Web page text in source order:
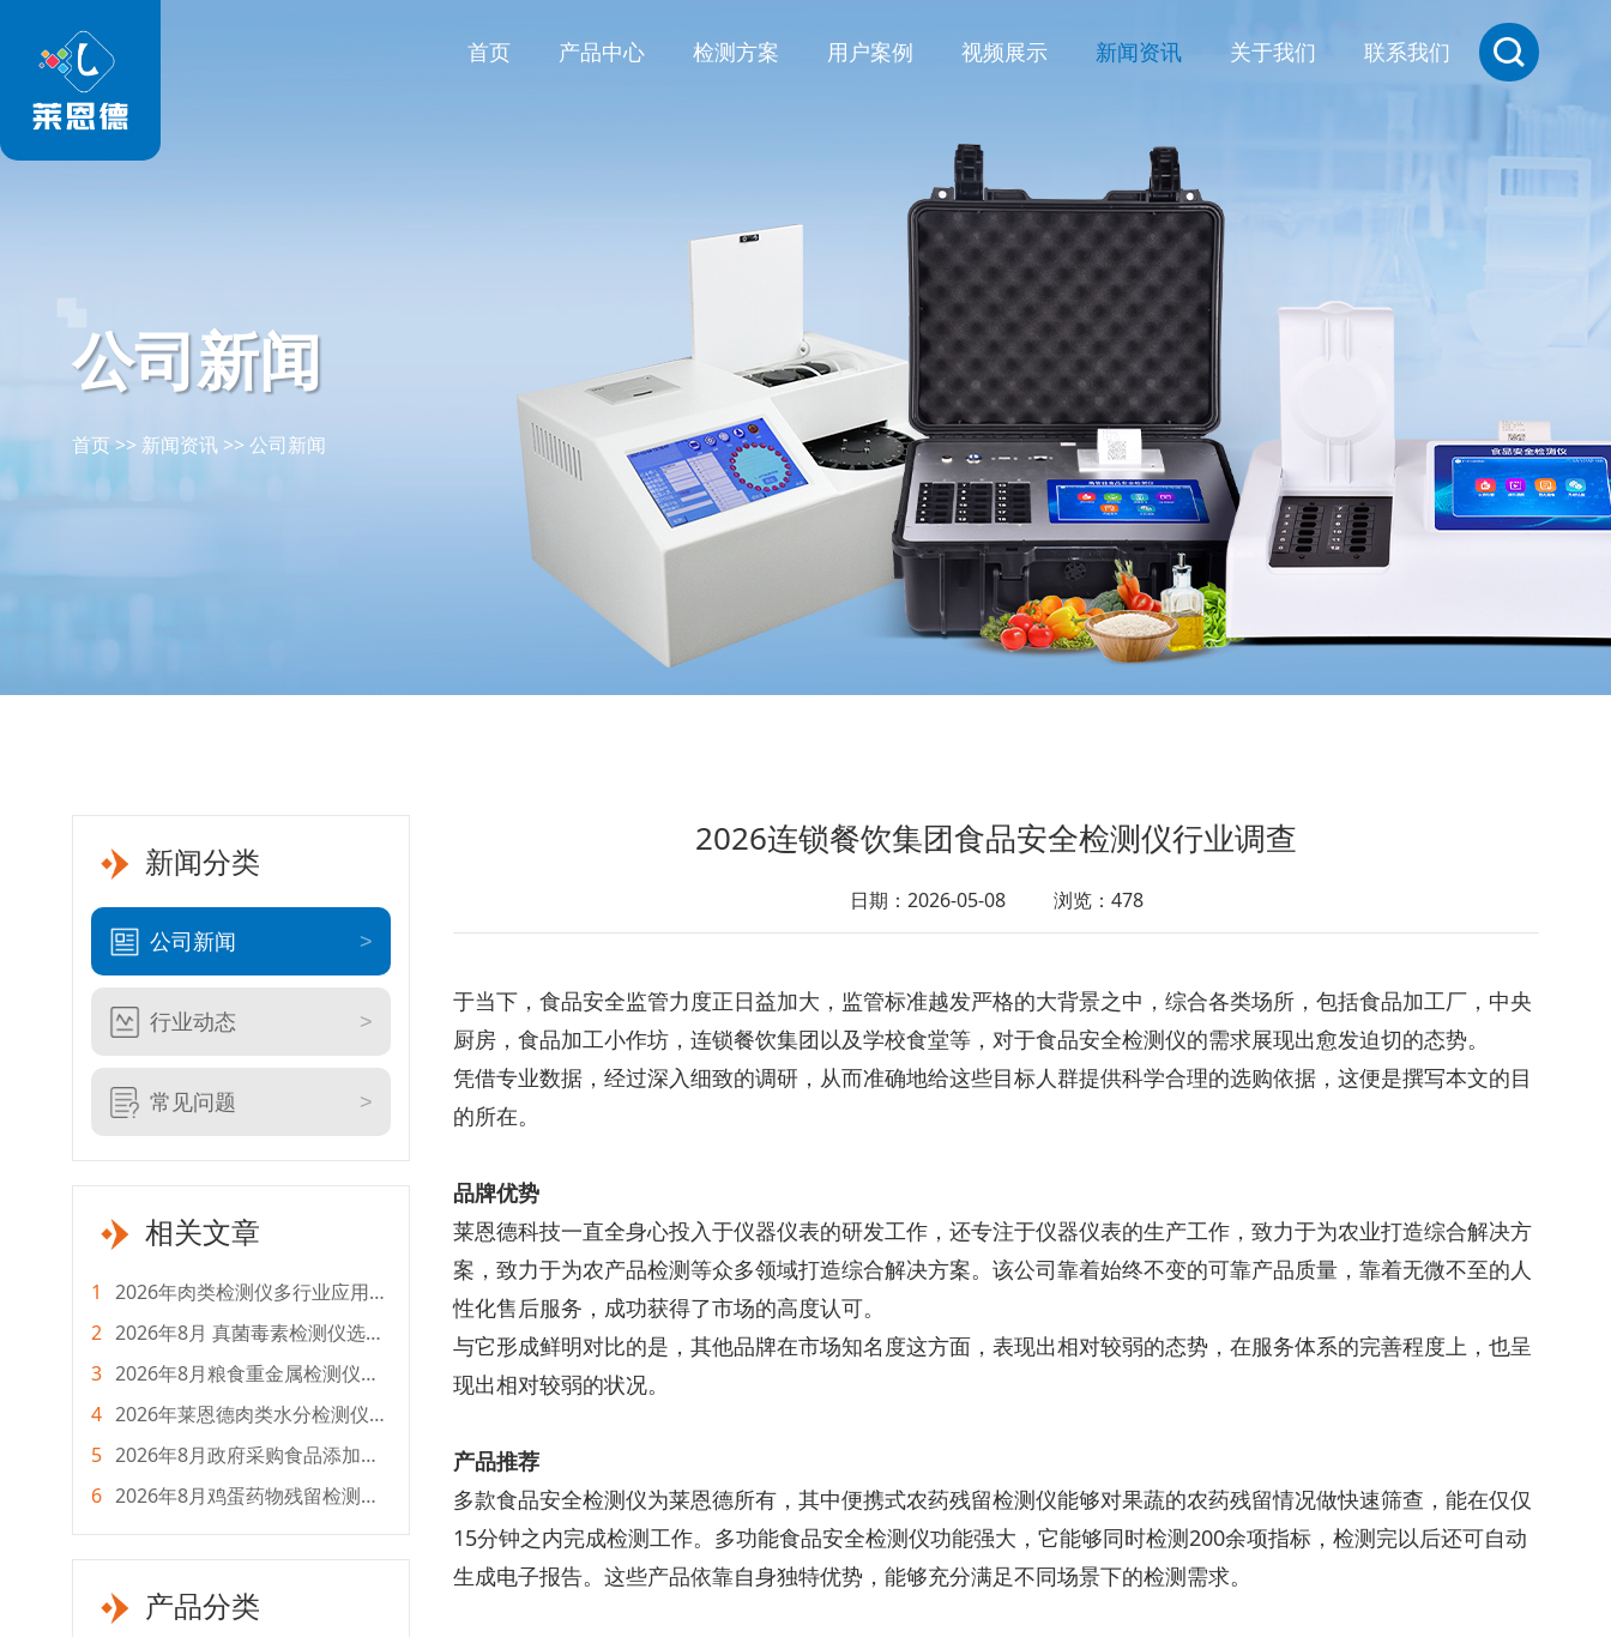
首页 产品中心 检测方案 用户案例 视频展示 新闻资讯 关于我们 联系我们
公司新闻
首页>> 新闻资讯 >>公司新闻
新闻分类
公司新闻
行业动态
常见问题
相关文章
1
2026年肉类检测仪多行业应用选
购指南
2 2026年8月 真菌毒素检测仪选购
指南：全生命周期成本测评
3 2026年8月粮食重金属检测仪选
购指南 全流程采购攻略
4 2026年莱恩德肉类水分检测仪怎
么选？选型对比攻略
5 2026年8月政府采购食品添加剂
检测仪选购指南
6 2026年8月鸡蛋药物残留检测仪
产品分类
2026连锁餐饮集团食品安全检测仪行业调查
日期：2026-05-08 浏览：478
于当下，食品安全监管力度正日益加大，监管标准越发严格的大背景之中，综合各类场所，包括食品加工厂，中央
厨房，食品加工小作坊，连锁餐饮集团以及学校食堂等，对于食品安全检测仪的需求展现出愈发迫切的态势。
凭借专业数据，经过深入细致的调研，从而准确地给这些目标人群提供科学合理的选购依据，这便是撰写本文的目
的所在。
品牌优势
莱恩德科技一直全身心投入于仪器仪表的研发工作，还专注于仪器仪表的生产工作，致力于为农业打造综合解决方
案，致力于为农产品检测等众多领域打造综合解决方案。该公司靠着始终不变的可靠产品质量，靠着无微不至的人
性化售后服务，成功获得了市场的高度认可。
与它形成鲜明对比的是，其他品牌在市场知名度这方面，表现出相对较弱的态势，在服务体系的完善程度上，也呈
现出相对较弱的状况。
产品推荐
多款食品安全检测仪为莱恩德所有，其中便携式农药残留检测仪能够对果蔬的农药残留情况做快速筛查，能在仅仅
15分钟之内完成检测工作。多功能食品安全检测仪功能强大，它能够同时检测200余项指标，检测完以后还可自动
生成电子报告。这些产品依靠自身独特优势，能够充分满足不同场景下的检测需求。